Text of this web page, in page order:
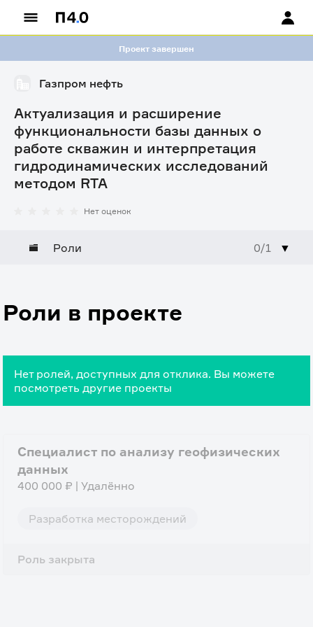
Проект завершен
Газпром нефть
Актуализация и расширение
функциональности базы данных о
работе скважин и интерпретация
гидродинамических исследований
методом RTA
Нет оценок
Роли 0/1 ▼
Роли в проекте
Нет ролей, доступных для отклика. Вы можете
посмотреть другие проекты
Специалист по анализу геофизических
данных
400 000 ₽ | Удалённо
Разработка месторождений
Роль закрыта